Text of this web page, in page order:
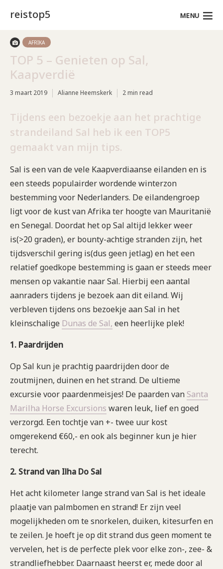
reistop5 MENU
AFRIKA
TOP 5 – Genieten op Sal,
Kaapverdië
3 maart 2019 Alianne Heemskerk 2 min read
Tijdens een bezoekje aan het prachtige
strandeiland Sal heb ik een TOP5
gemaakt van mijn tips.
Sal is een van de vele Kaapverdiaanse eilanden en is
een steeds populairder wordende winterzon
bestemming voor Nederlanders. De eilandengroep
ligt voor de kust van Afrika ter hoogte van Mauritanië
en Senegal. Doordat het op Sal altijd lekker weer
is(>20 graden), er bounty-achtige stranden zijn, het
tijdsverschil gering is(dus geen jetlag) en het een
relatief goedkope bestemming is gaan er steeds meer
mensen op vakantie naar Sal. Hierbij een aantal
aanraders tijdens je bezoek aan dit eiland. Wij
verbleven tijdens ons bezoekje aan Sal in het
kleinschalige Dunas de Sal, een heerlijke plek!
1. Paardrijden
Op Sal kun je prachtig paardrijden door de
zoutmijnen, duinen en het strand. De ultieme
excursie voor paardenmeisjes! De paarden van Santa
Marilha Horse Excursions waren leuk, lief en goed
verzorgd. Een tochtje van +- twee uur kost
omgerekend €60,- en ook als beginner kun je hier
terecht.
2. Strand van Ilha Do Sal
Het acht kilometer lange strand van Sal is het ideale
plaatje van palmbomen en strand! Er zijn veel
mogelijkheden om te snorkelen, duiken, kitesurfen en
te zeilen. Je hoeft je op dit strand dus geen moment te
vervelen, het is de perfecte plek voor elke zon-, zee- &
strandliefhebber. Daarnaast heerst er, mede door al